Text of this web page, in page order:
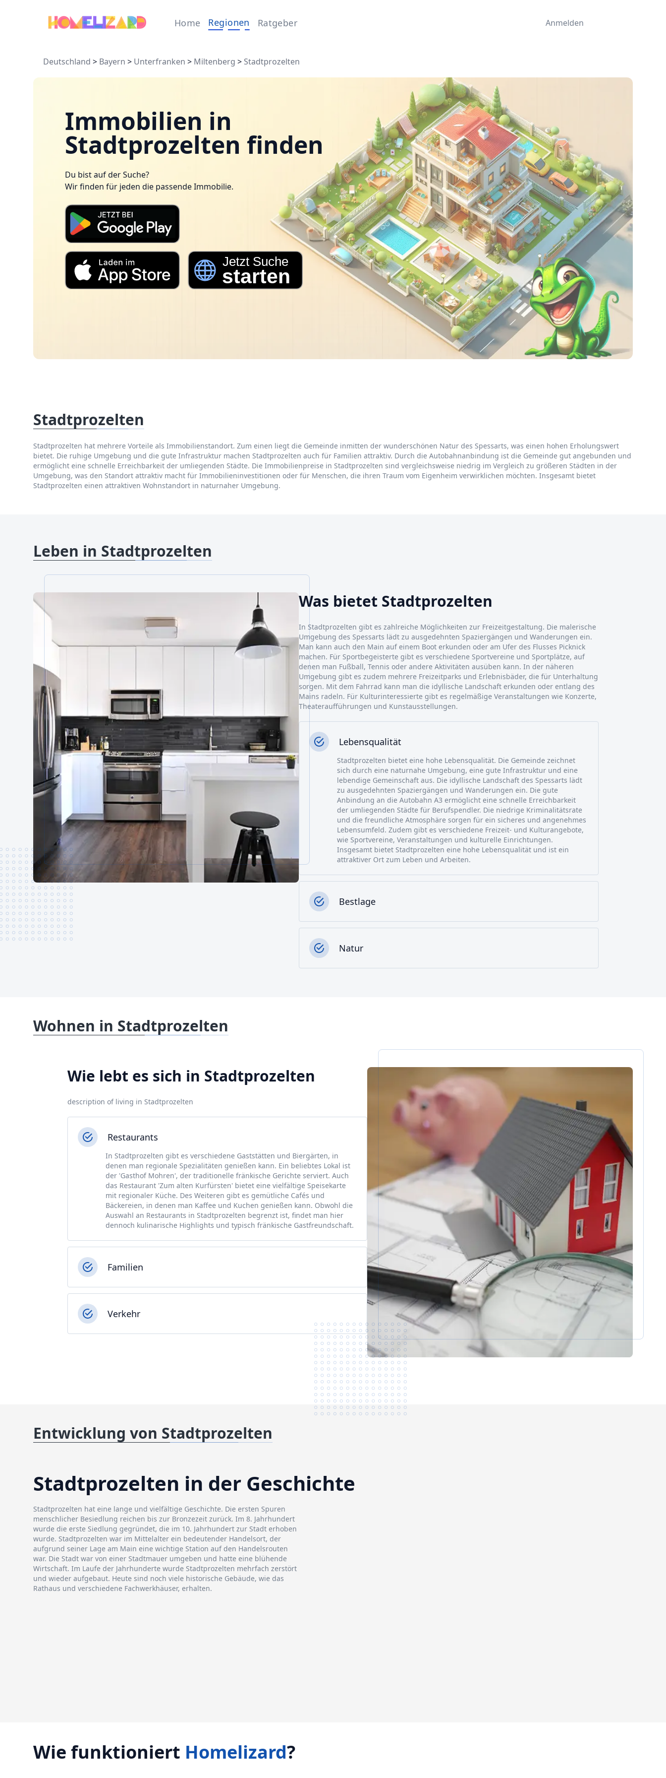
Home Regionen Ratgeber Anmelden
Deutschland > Bayern > Unterfranken > Miltenberg > Stadtprozelten
Immobilien in
Stadtprozelten finden
Du bist auf der Suche?
Wir finden für jeden die passende Immobilie.
Stadtprozelten
Stadtprozelten hat mehrere Vorteile als Immobilienstandort. Zum einen liegt die Gemeinde inmitten der wunderschönen Natur des Spessarts, was einen hohen Erholungswert
bietet. Die ruhige Umgebung und die gute Infrastruktur machen Stadtprozelten auch für Familien attraktiv. Durch die Autobahnanbindung ist die Gemeinde gut angebunden und
ermöglicht eine schnelle Erreichbarkeit der umliegenden Städte. Die Immobilienpreise in Stadtprozelten sind vergleichsweise niedrig im Vergleich zu größeren Städten in der
Umgebung, was den Standort attraktiv macht für Immobilieninvestitionen oder für Menschen, die ihren Traum vom Eigenheim verwirklichen möchten. Insgesamt bietet
Stadtprozelten einen attraktiven Wohnstandort in naturnaher Umgebung.
Leben in Stadtprozelten
Was bietet Stadtprozelten
In Stadtprozelten gibt es zahlreiche Möglichkeiten zur Freizeitgestaltung. Die malerische
Umgebung des Spessarts lädt zu ausgedehnten Spaziergängen und Wanderungen ein.
Man kann auch den Main auf einem Boot erkunden oder am Ufer des Flusses Picknick
machen. Für Sportbegeisterte gibt es verschiedene Sportvereine und Sportplätze, auf
denen man Fußball, Tennis oder andere Aktivitäten ausüben kann. In der näheren
Umgebung gibt es zudem mehrere Freizeitparks und Erlebnisbäder, die für Unterhaltung
sorgen. Mit dem Fahrrad kann man die idyllische Landschaft erkunden oder entlang des
Mains radeln. Für Kulturinteressierte gibt es regelmäßige Veranstaltungen wie Konzerte,
Theateraufführungen und Kunstausstellungen.
Lebensqualität
Stadtprozelten bietet eine hohe Lebensqualität. Die Gemeinde zeichnet
sich durch eine naturnahe Umgebung, eine gute Infrastruktur und eine
lebendige Gemeinschaft aus. Die idyllische Landschaft des Spessarts lädt
zu ausgedehnten Spaziergängen und Wanderungen ein. Die gute
Anbindung an die Autobahn A3 ermöglicht eine schnelle Erreichbarkeit
der umliegenden Städte für Berufspendler. Die niedrige Kriminalitätsrate
und die freundliche Atmosphäre sorgen für ein sicheres und angenehmes
Lebensumfeld. Zudem gibt es verschiedene Freizeit- und Kulturangebote,
wie Sportvereine, Veranstaltungen und kulturelle Einrichtungen.
Insgesamt bietet Stadtprozelten eine hohe Lebensqualität und ist ein
attraktiver Ort zum Leben und Arbeiten.
Bestlage
Natur
Wohnen in Stadtprozelten
Wie lebt es sich in Stadtprozelten
description of living in Stadtprozelten
Restaurants
In Stadtprozelten gibt es verschiedene Gaststätten und Biergärten, in
denen man regionale Spezialitäten genießen kann. Ein beliebtes Lokal ist
der 'Gasthof Mohren', der traditionelle fränkische Gerichte serviert. Auch
das Restaurant 'Zum alten Kurfürsten' bietet eine vielfältige Speisekarte
mit regionaler Küche. Des Weiteren gibt es gemütliche Cafés und
Bäckereien, in denen man Kaffee und Kuchen genießen kann. Obwohl die
Auswahl an Restaurants in Stadtprozelten begrenzt ist, findet man hier
dennoch kulinarische Highlights und typisch fränkische Gastfreundschaft.
Familien
Verkehr
Entwicklung von Stadtprozelten
Stadtprozelten in der Geschichte
Stadtprozelten hat eine lange und vielfältige Geschichte. Die ersten Spuren
menschlicher Besiedlung reichen bis zur Bronzezeit zurück. Im 8. Jahrhundert
wurde die erste Siedlung gegründet, die im 10. Jahrhundert zur Stadt erhoben
wurde. Stadtprozelten war im Mittelalter ein bedeutender Handelsort, der
aufgrund seiner Lage am Main eine wichtige Station auf den Handelsrouten
war. Die Stadt war von einer Stadtmauer umgeben und hatte eine blühende
Wirtschaft. Im Laufe der Jahrhunderte wurde Stadtprozelten mehrfach zerstört
und wieder aufgebaut. Heute sind noch viele historische Gebäude, wie das
Rathaus und verschiedene Fachwerkhäuser, erhalten.
Wie funktioniert Homelizard?